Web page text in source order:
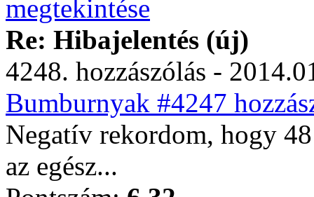
Re: Hibajelentés (új)
4248. hozzászólás -
Bumburnyak #4247
Negatív rekordom, hogy
az egész...